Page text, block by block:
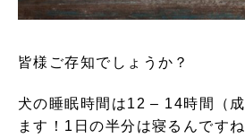
皆様ご存知でしょうか？
犬の睡眠時間は12 – 14時間（
ます！1日の半分は寝るんです